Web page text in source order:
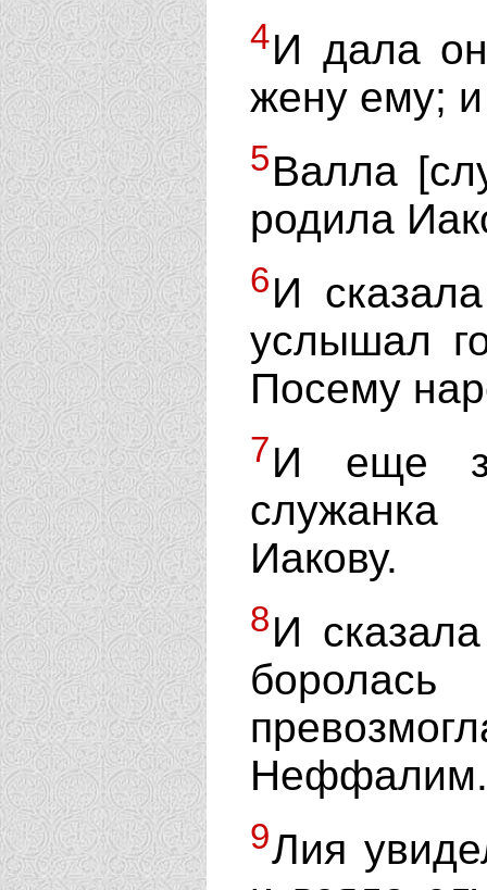
4И дала
жену ему;
5Валла
родила
6И
услышал
Посему
7И еще
служанка
Иакову.
8И
Неффалим.
9Лия